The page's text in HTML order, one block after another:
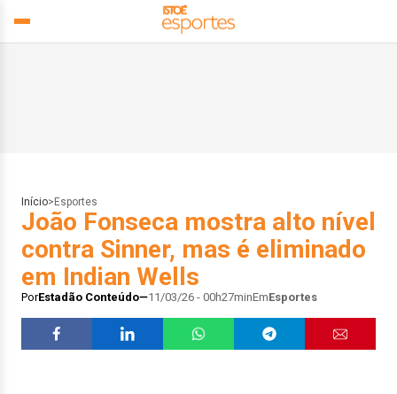
Início> Esportes
João Fonseca mostra alto nível
contra Sinner, mas é eliminado
em Indian Wells
PorEstadão Conteúdo 11/03/26 - 00h27minEmEsportes